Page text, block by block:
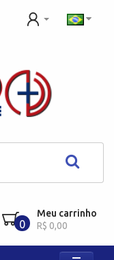
0
Meu carrinho
R$ 0,00